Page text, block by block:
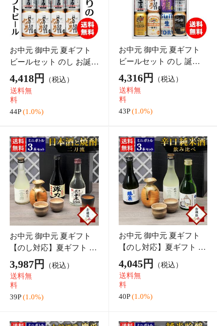
ギフトセットA マスター
ド 醤油 燻製 オリジナル 2
点 セット ギフト のし可
倉吉【送料無料】
5,454円 （税込*）
送料無
料
無料】燻製道楽 ギフトセ
ットB マスタード 醤油 塩
燻製 オリジナル 3点 セッ
ト ギフト のし可 倉吉 燻
（税込*）
送料無
料
お中元 夏ギフト 燻製道楽
ギフトセットC マスター
ド 醤油 燻製 各2点 オリジ
ナル セット ギフト のし
可 倉吉【送料無料】
7,762円（税込*）
送料無
料
77P (1.0%)
お中元 御中元 夏ギフト
【のし対応】夏ギフト 日
本酒 飲み比べ セット 鳥
取の地酒 ミニボトル 3本
セット 300ml 鳥取酒蔵 中
川 千代 大谷
4,317円（税込）
送料無
料
43P
(1.0%)